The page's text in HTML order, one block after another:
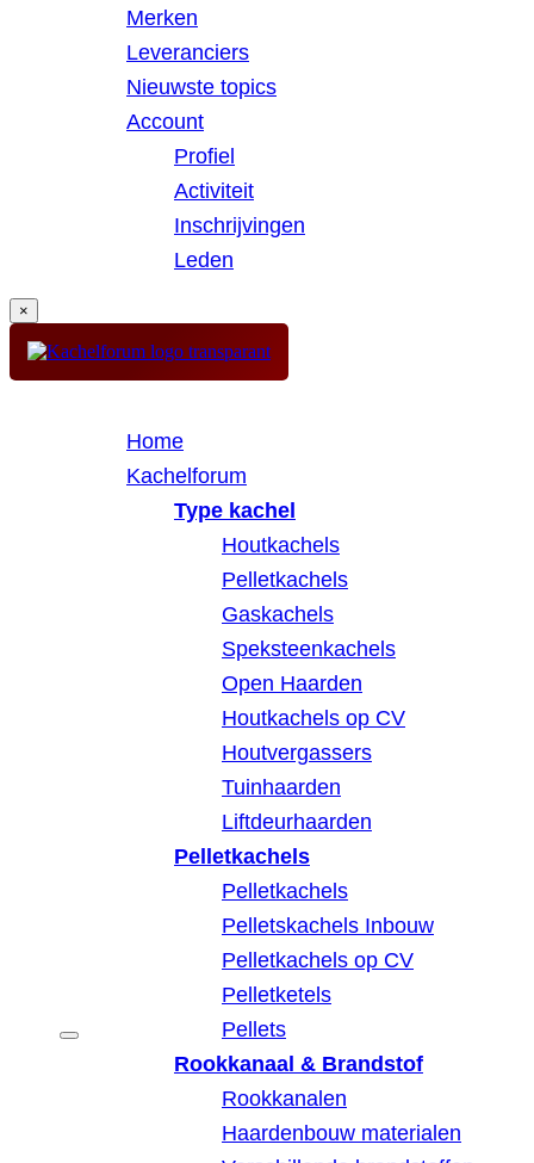
Merken
Leveranciers
Nieuwste topics
Account
Profiel
Activiteit
Inschrijvingen
Leden
×
Home
Kachelforum
Type kachel
Houtkachels
Pelletkachels
Gaskachels
Speksteenkachels
Open Haarden
Houtkachels op CV
Houtvergassers
Tuinhaarden
Liftdeurhaarden
Pelletkachels
Pelletkachels
Pelletskachels Inbouw
Pelletkachels op CV
Pelletketels
Pellets
Rookkanaal & Brandstof
Rookkanalen
Haardenbouw materialen